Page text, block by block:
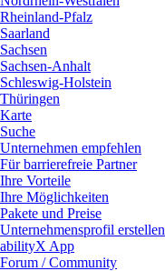
Rheinland-Pfalz
Saarland
Sachsen
Sachsen-Anhalt
Schleswig-Holstein
Thüringen
Karte
Suche
Unternehmen empfehlen
Für barrierefreie Partner
Ihre Vorteile
Ihre Möglichkeiten
Pakete und Preise
Unternehmensprofil erstellen
abilityX App
Forum / Community